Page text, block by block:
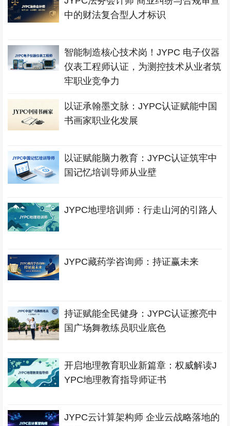
中的财法复合型人才标识
智能制造核心技术岗！JYPC 电子仪器
仪表工程师认证，为测控技术从业者筑
牢职业竞争力
以证承翰墨文脉：JYPC认证赋能中国
书画家职业化发展
以证赋能脑力教育：JYPC认证筑牢中
国记忆培训导师从业壁
JYPC地理培训师：行走山河的引路人
JYPC藏药学咨询师：持证赢未来
持证赋能全民健身：JYPC认证擦亮中
国广场舞教练员职业底色
开启地理教育职业新篇章：权威解读J
YPC地理教育指导师证书
JYPC云计算架构师 企业云战略落地的